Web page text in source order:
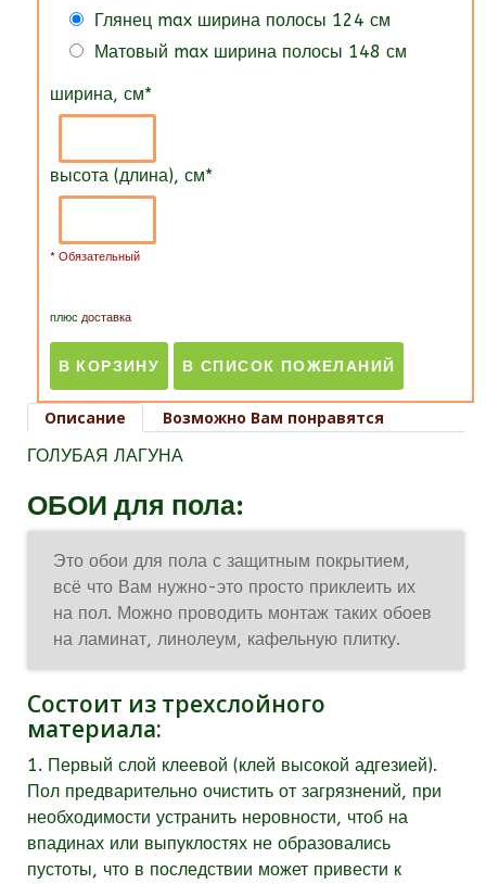
Глянец max ширина полосы 124 см
Матовый max ширина полосы 148 см
ширина, см*
высота (длина), см*
* Обязательный
плюс доставка
Описание
Возможно Вам понравятся
ГОЛУБАЯ ЛАГУНА
ОБОИ для пола:
Это обои для пола с защитным покрытием,
всё что Вам нужно-это просто приклеить их
на пол. Можно проводить монтаж таких обоев
на ламинат, линолеум, кафельную плитку.
Состоит из трехслойного
материала:
1. Первый слой клеевой (клей высокой адгезией).
Пол предварительно очистить от загрязнений, при
необходимости устранить неровности, чтоб на
впадинах или выпуклостях не образовались
пустоты, что в последствии может привести к